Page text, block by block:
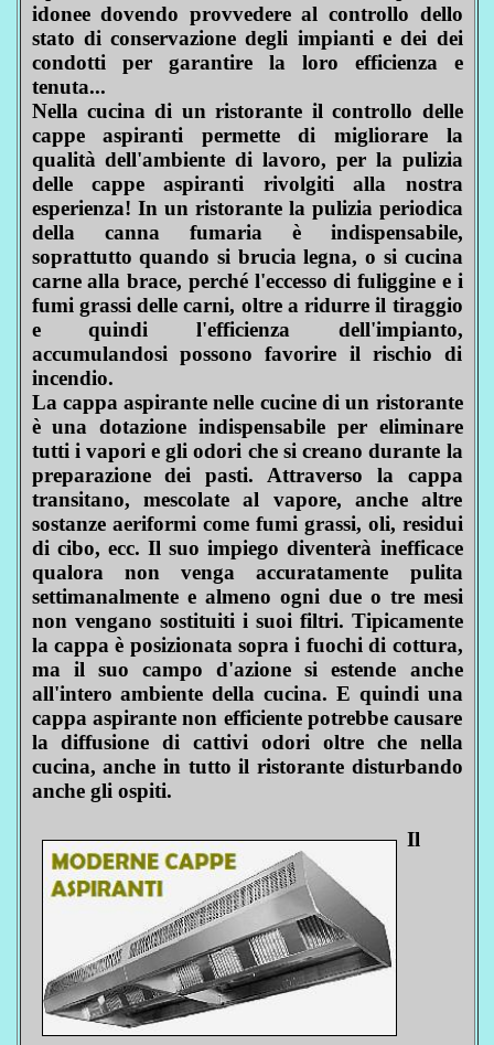
idonee dovendo provvedere al controllo dello
stato di conservazione degli impianti e dei dei
condotti per garantire la loro efficienza e
tenuta...
Nella cucina di un ristorante il controllo delle
cappe aspiranti permette di migliorare la
qualità dell'ambiente di lavoro, per la pulizia
delle cappe aspiranti rivolgiti alla nostra
esperienza! In un ristorante la pulizia periodica
della canna fumaria è indispensabile,
soprattutto quando si brucia legna, o si cucina
carne alla brace, perché l'eccesso di fuliggine e i
fumi grassi delle carni, oltre a ridurre il tiraggio
e quindi l'efficienza dell'impianto,
accumulandosi possono favorire il rischio di
incendio.
La cappa aspirante nelle cucine di un ristorante
è una dotazione indispensabile per eliminare
tutti i vapori e gli odori che si creano durante la
preparazione dei pasti. Attraverso la cappa
transitano, mescolate al vapore, anche altre
sostanze aeriformi come fumi grassi, oli, residui
di cibo, ecc. Il suo impiego diventerà inefficace
qualora non venga accuratamente pulita
settimanalmente e almeno ogni due o tre mesi
non vengano sostituiti i suoi filtri. Tipicamente
la cappa è posizionata sopra i fuochi di cottura,
ma il suo campo d'azione si estende anche
all'intero ambiente della cucina. E quindi una
cappa aspirante non efficiente potrebbe causare
la diffusione di cattivi odori oltre che nella
cucina, anche in tutto il ristorante disturbando
anche gli ospiti.
Il